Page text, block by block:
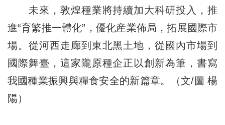
未來，敦煌種業將持續加大科研投入，推
進“育繁推一體化”，優化産業佈局，拓展國際市
場。從河西走廊到東北黑土地，從國內市場到
國際舞臺，這家隴原種企正以創新為筆，書寫
我國種業振興與糧食安全的新篇章。​（文/圖 楊
陽）